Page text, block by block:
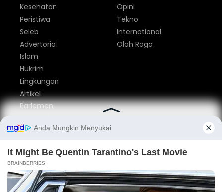
Kesehatan
Peristiwa
Seleb
Advertorial
Opini
Tekno
International
Olah Raga
Islam
Hukrim
Lingkungan
Artikel
Parlemen
Tentang Kami Redaksi
Pedoman Media Siber
Privacy Policy